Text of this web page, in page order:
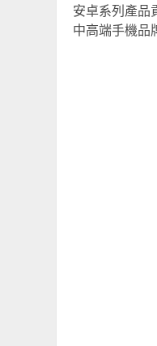
安卓系列產品
中高端手機品